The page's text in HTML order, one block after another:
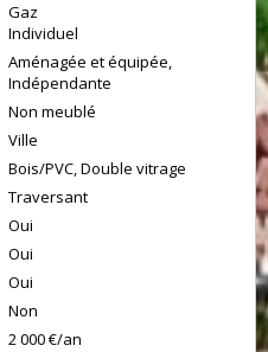
Gaz
Individuel
Aménagée et équipée,
Indépendante
Non meublé
Ville
Bois/PVC, Double vitrage
Traversant
Oui
Oui
Oui
Non
2 000 €/an